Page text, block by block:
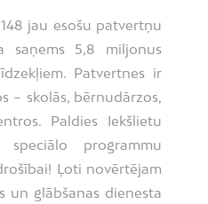
jau esošu patvertņu
saņems 5,8 miljonus
Patvertnes ir
– skolās, bērnudārzos,
Paldies Iekšlietu
programmu
Ļoti novērtējam
un glābšanas dienesta